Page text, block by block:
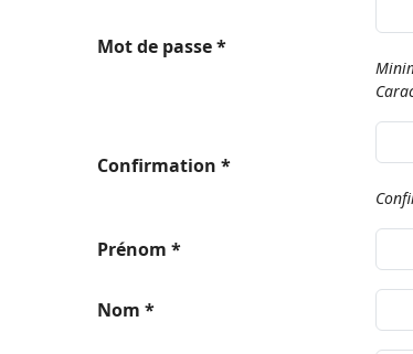
Mot de passe *
Confirmation *
Prénom *
Nom *